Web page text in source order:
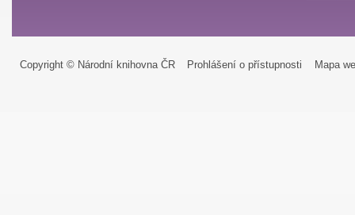
Copyright © Národní knihovna ČR Prohlášení o přístupnosti Mapa